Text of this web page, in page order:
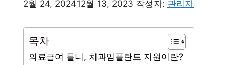
2월 24, 202412월 13, 2023 작성자: 관리자
목차
의료급여 틀니, 치과임플란트 지원이란?